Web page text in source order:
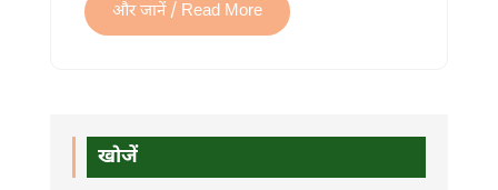
और जानें / Read More
खोजें